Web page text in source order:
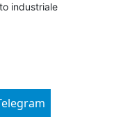
industriale